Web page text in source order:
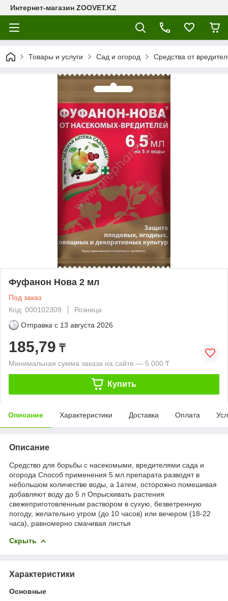
Интернет-магазин ZOOVET.KZ
Товары и услуги Сад и огород Средства от
Фуфанон Нова 2 мл
Под заказ
Код: 000102309
Розница
Отправка с 13 августа 2026
185,79 ₸
Минимальная сумма заказа на сайте — 5 000 ₸
Купить
Описание Характеристики Доставка Оплата
Описание
Средство для борьбы с насекомыми, вредителями сада и
огорода Способ применения 5 мл препарата разводят в
небольшом количестве воды, а 1атем, осторожно помешивая
добавляют воду до 5 л Опрыскивать растения
свежеприготовленным раствором в сухую, безветренную
погоду, желательно угром (до 10 часов) или вечером (18-22
часа), равномерно смачивая листья
Скрыть
Характеристики
Основные